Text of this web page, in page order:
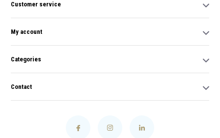
Customer service
My account
Categories
Contact